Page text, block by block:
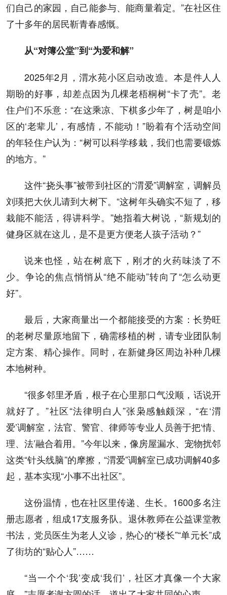
们自己的家园，自己能参与、能商量着定。”在社区住
了十多年的居民靳青春感慨。
从“对簿公堂”到“为爱和解”
2025年2月，渭水苑小区启动改造。本是件人人
期盼的好事，却差点因为几棵老梧桐树“卡了壳”。老
住户们不乐意：“在这乘凉、下棋多少年了，树是咱小
区的‘老辈儿’，有感情，不能动！”盼着有个活动空间
的年轻住户认为：“树可以科学移栽，我们也需要锻炼
的地方。”
这件“挠头事”被带到社区的“渭爱”调解室，调解员
刘瑛把大伙儿请到大树下。“这树年头确实不短了，移
栽能不能活，得讲科学。”她指着大树说，“新规划的
健身区就在这儿，是不是更方便老人孩子活动？”
说来也怪，站在树底下，刚才的火药味淡了不
少。争论的焦点悄悄从“绝不能动”转向了“怎么动更
好”。
最后，大家商量出一个都能接受的方案：长势旺
的老树尽量原地留下，确需移植的树，请专业团队制
定方案、精心操作。同时，在新健身区周边补种几棵
本地树种。
“很多邻里矛盾，根子在心里那口气没顺，话说开
就好了。”社区“法律明白人”张枭感触颇深，“在‘渭
爱’调解室，法官、警官、律师等专业人员善于把‘情、
理、法’融合着用。”今年以来，像房屋漏水、宠物扰邻
这类“针头线脑”的摩擦，“渭爱”调解室已成功调解40多
起，基本实现“小事不出社区”。
这份温情，也在社区里传递、生长。1600多名注
册志愿者，组成17支服务队。退休教师在公益课堂教
书法，党员医生为老人义诊，热心的“楼长”“单元长”成
了街坊的“贴心人”……
“当一个个‘我’变成‘我们’，社区才真像一个大家